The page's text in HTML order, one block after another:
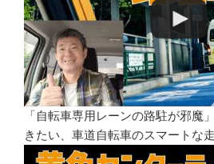
「自転車専用レーンの路駐が邪魔
きたい、車道自転車のスマートな